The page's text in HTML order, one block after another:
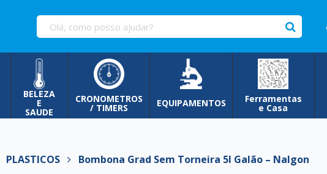
BELEZA
E
SAUDE
CRONOMETROS
/ TIMERS EQUIPAMENTOS Ferramentas
e Casa
Bombona Grad Sem Torneira 5l Galão – Nalgon